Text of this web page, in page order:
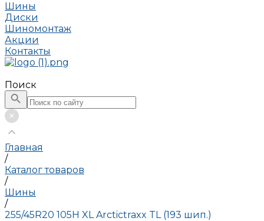
Шины
Диски
Шиномонтаж
Акции
Контакты
Поиск
Главная
/
Каталог товаров
/
Шины
/
255/45R20 105H XL Arctictraxx TL (193 шип.)